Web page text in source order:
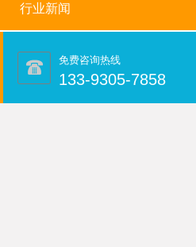
行业新闻
免费咨询热线
133-9305-7858